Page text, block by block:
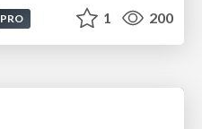
PRO 1 200